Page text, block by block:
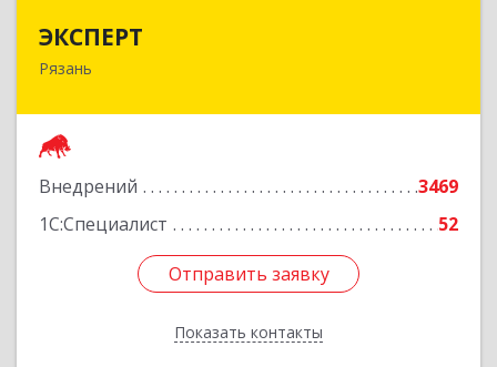
ЭКСПЕРТ
Рязань
Внедрений
3469
1С:Специалист
52
Отправить заявку
Показать контакты
390000, Рязанская обл, Рязань г, Сенная ул, дом
Отправить заявку
Назад